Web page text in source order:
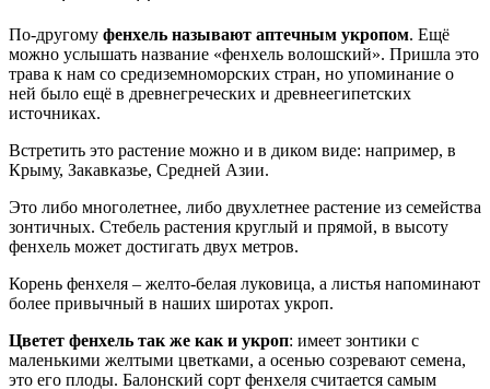
По-другому фенхель называют аптечным укропом. Ещё
можно услышать название «фенхель волошский». Пришла это
трава к нам со средиземноморских стран, но упоминание о
ней было ещё в древнегреческих и древнеегипетских
источниках.
Встретить это растение можно и в диком виде: например, в
Крыму, Закавказье, Средней Азии.
Это либо многолетнее, либо двухлетнее растение из семейства
зонтичных. Стебель растения круглый и прямой, в высоту
фенхель может достигать двух метров.
Корень фенхеля – желто-белая луковица, а листья напоминают
более привычный в наших широтах укроп.
Цветет фенхель так же как и укроп: имеет зонтики с
маленькими желтыми цветками, а осенью созревают семена,
это его плоды. Балонский сорт фенхеля считается самым